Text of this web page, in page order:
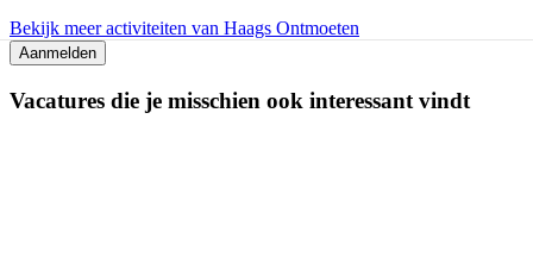
Bekijk meer activiteiten van Haags Ontmoeten
Aanmelden
Vacatures die je misschien ook interessant vindt